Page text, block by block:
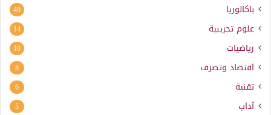
باكالوريا 49
علوم تجريبية 14
رياضيات 10
اقتصاد وتصرف 8
تقنية 6
آداب 5